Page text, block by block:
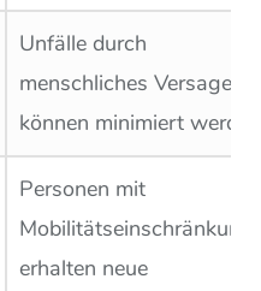
Unfälle durch
menschliches Versagen
können minimiert
Personen mit
erhalten neue